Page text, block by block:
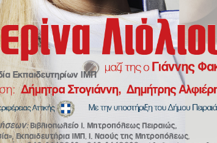
Τομείς: